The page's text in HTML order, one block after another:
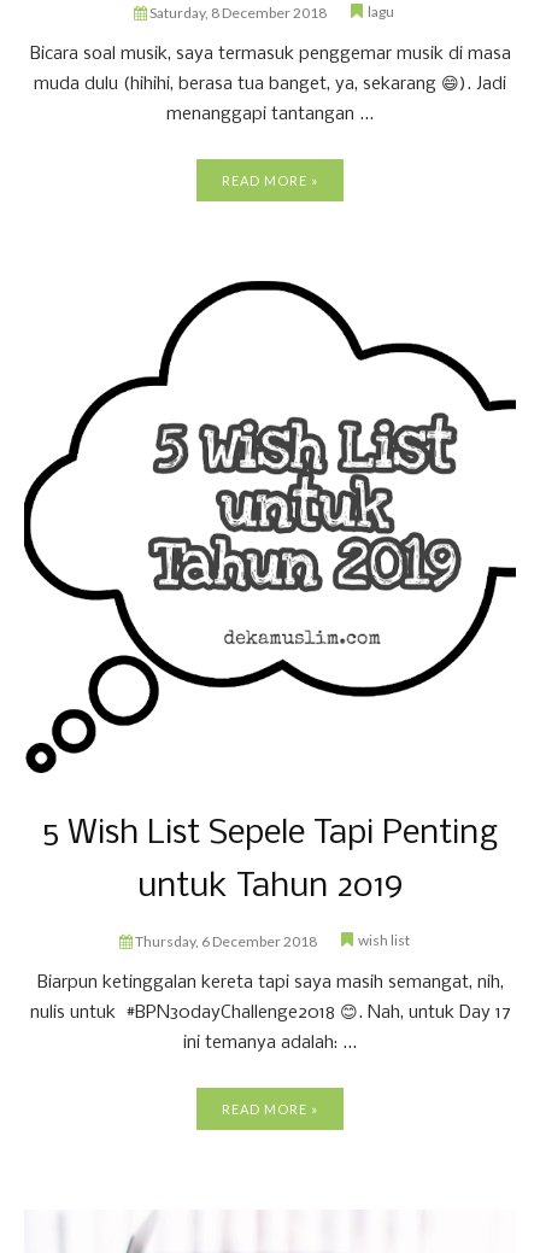
Saturday, 8 December 2018 lagu
Bicara soal musik, saya termasuk penggemar musik di masa
muda dulu (hihihi, berasa tua banget, ya, sekarang 😄). Jadi
menanggapi tantangan ...
READ MORE »
5 Wish List Sepele Tapi Penting
untuk Tahun 2019
Thursday, 6 December 2018 wish list
Biarpun ketinggalan kereta tapi saya masih semangat, nih,
nulis untuk #BPN30dayChallenge2018 😊. Nah, untuk Day 17
ini temanya adalah: ...
READ MORE »